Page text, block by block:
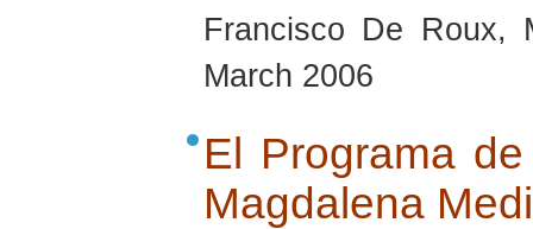
Francisco De Roux,
March 2006
El Programa
Magdalena